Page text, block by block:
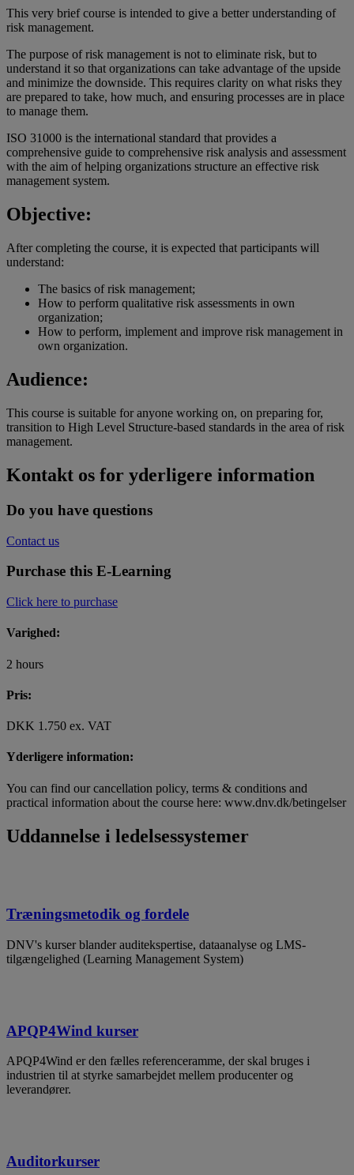
This very brief course is intended to give a better understanding of
risk management.
The purpose of risk management is not to eliminate risk, but to
understand it so that organizations can take advantage of the upside
and minimize the downside. This requires clarity on what risks they
are prepared to take, how much, and ensuring processes are in place
to manage them.
ISO 31000 is the international standard that provides a
comprehensive guide to comprehensive risk analysis and assessment
with the aim of helping organizations structure an effective risk
management system.
Objective:
After completing the course, it is expected that participants will
understand:
The basics of risk management;
How to perform qualitative risk assessments in own
organization;
How to perform, implement and improve risk management in
own organization.
Audience:
This course is suitable for anyone working on, on preparing for,
transition to High Level Structure-based standards in the area of risk
management.
Kontakt os for yderligere information
Do you have questions
Contact us
Purchase this E-Learning
Click here to purchase
Varighed:
2 hours
Pris:
DKK 1.750 ex. VAT
Yderligere information:
You can find our cancellation policy, terms & conditions and
practical information about the course here: www.dnv.dk/betingelser
Uddannelse i ledelsessystemer
Træningsmetodik og fordele
DNV's kurser blander auditekspertise, dataanalyse og LMS-
tilgængelighed (Learning Management System)
APQP4Wind kurser
APQP4Wind er den fælles referenceramme, der skal bruges i
industrien til at styrke samarbejdet mellem producenter og
leverandører.
Auditorkurser